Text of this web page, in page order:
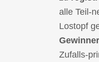
alle Teil-
Lostopf
Gewinner
Zufalls-